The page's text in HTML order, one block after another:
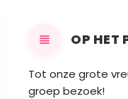
OP HET
Tot onze grote
groep bezoek!